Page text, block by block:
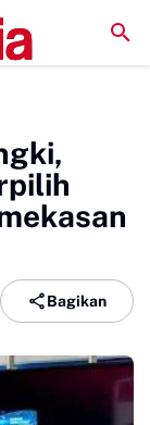
Segera
Bagikan